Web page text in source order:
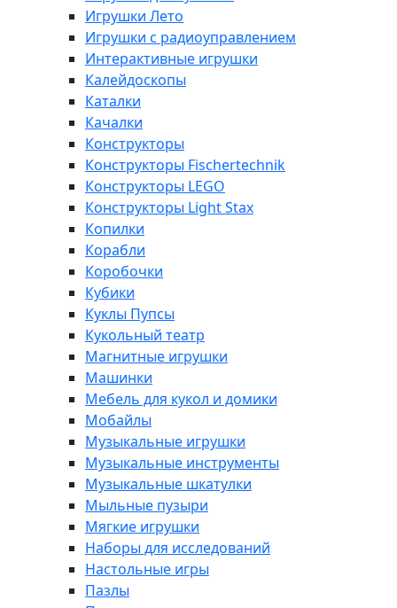
Игрушки Лето
Игрушки с радиоуправлением
Интерактивные игрушки
Калейдоскопы
Каталки
Качалки
Конструкторы
Конструкторы Fisсhertechnik
Конструкторы LEGO
Конструкторы Light Stax
Копилки
Корабли
Коробочки
Кубики
Куклы Пупсы
Кукольный театр
Магнитные игрушки
Машинки
Мебель для кукол и домики
Мобайлы
Музыкальные игрушки
Музыкальные инструменты
Музыкальные шкатулки
Мыльные пузыри
Мягкие игрушки
Наборы для исследований
Настольные игры
Пазлы